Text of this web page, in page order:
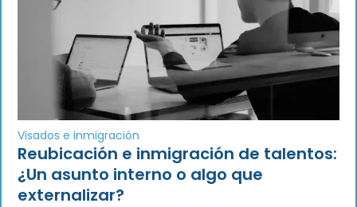
Visados e inmigración
Reubicación e inmigración de talentos:
¿Un asunto interno o algo que
externalizar?